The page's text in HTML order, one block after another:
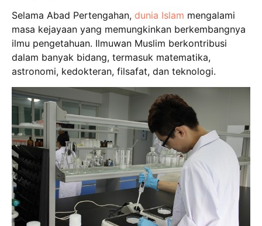
Selama Abad Pertengahan, dunia Islam mengalami
masa kejayaan yang memungkinkan berkembangnya
ilmu pengetahuan. Ilmuwan Muslim berkontribusi
dalam banyak bidang, termasuk matematika,
astronomi, kedokteran, filsafat, dan teknologi.